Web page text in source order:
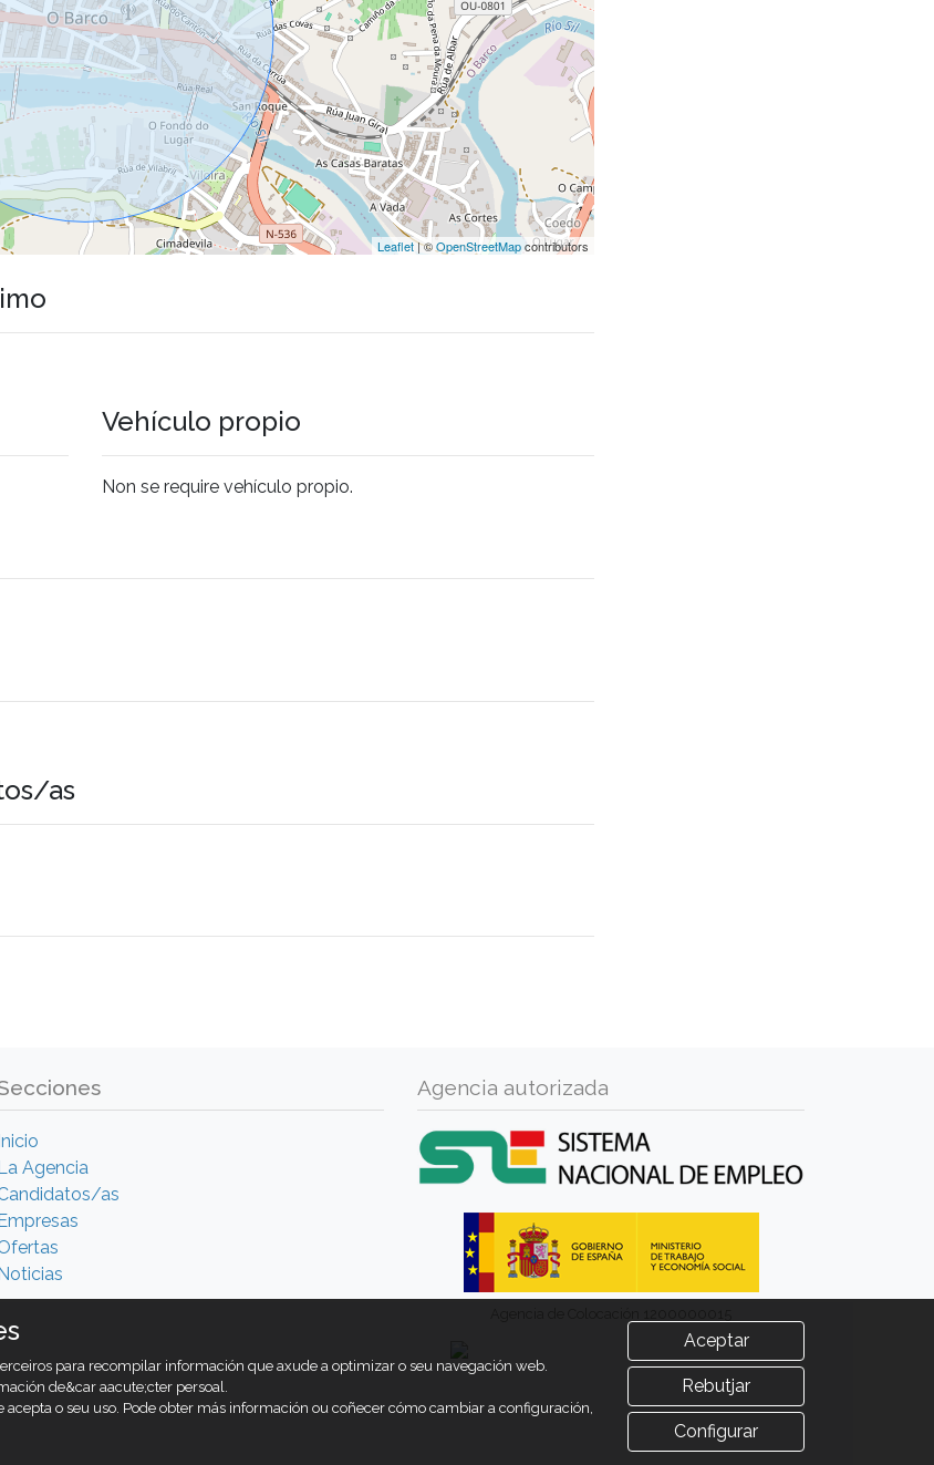
Leaflet| ©OpenStreetMapcontributors
Vehículo propio
Non se require vehículo propio.
as
Agencia
as
Agencia autorizada
para recompilar información que axude a optimizar o seu navegación web.
de&car aacute;cter persoal.
o seu uso. Pode obter más información ou coñecer cómo cambiar a configuración,
Aceptar
Rebutjar
Configurar